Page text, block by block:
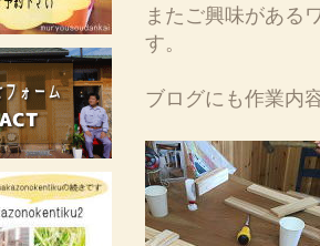
またご興味がある
す。
ブログにも作業内